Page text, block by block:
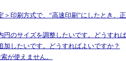
＞印刷方式で、“高速印刷”にしたとき、
円のサイズを調整したいです。どうすれ
加したいです。どうすればよいですか？
が使えません。